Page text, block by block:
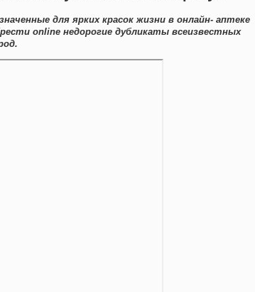
для ярких красок жизни в онлайн- аптеке
online недорогие дубликаты всеизвестных